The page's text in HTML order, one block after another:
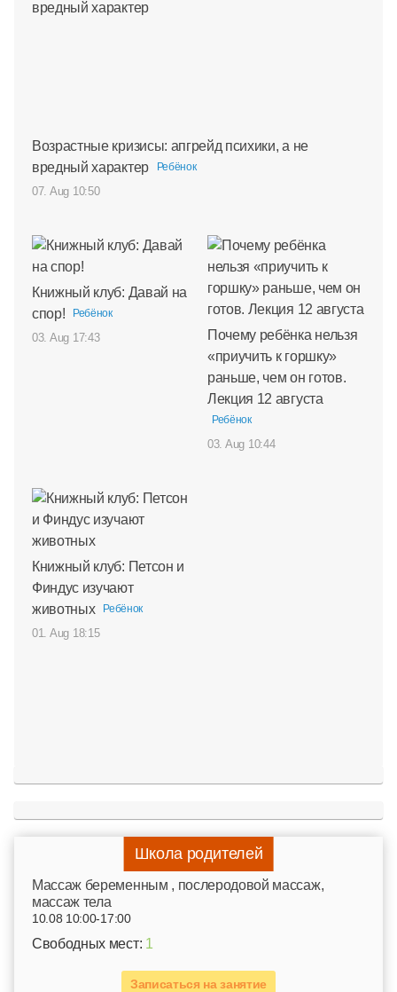
Возрастные кризисы: апгрейд психики, а не
вредный характер
Ребёнок
07. Aug 10:50
Книжный клуб: Давай на
спор!
Ребёнок
03. Aug 17:43
Почему ребёнка нельзя
«приучить к горшку»
раньше, чем он готов.
Лекция 12 августа
Ребёнок
03. Aug 10:44
Книжный клуб: Петсон и
Финдус изучают
животных
Ребёнок
01. Aug 18:15
Школа родителей
Mассаж беременным , послеродовой массаж,
массаж тела
10.08 10:00-17:00
Свободных мест: 1
Записаться на занятие